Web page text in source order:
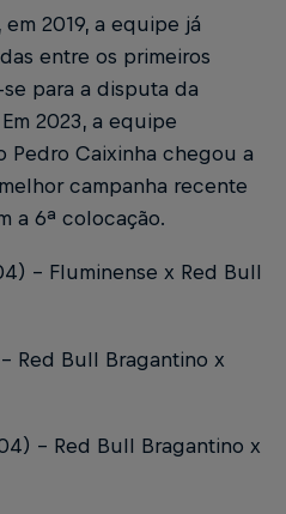
2019, a equipe já
entre os primeiros
para a disputa da
2023, a equipe
Caixinha chegou a
campanha recente
a 6ª colocação.
– Fluminense x Red Bull
Red Bull Bragantino x
– Red Bull Bragantino x